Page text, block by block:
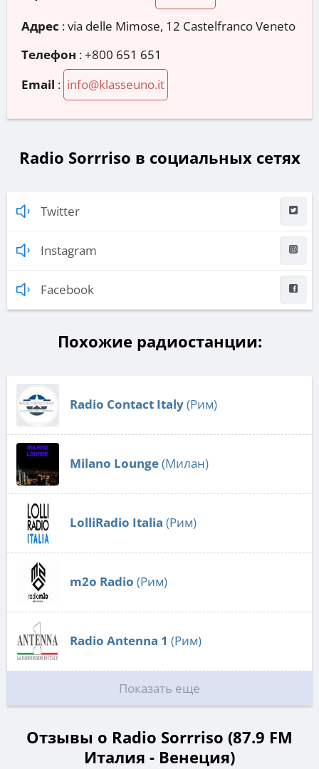
Адрес :via delle Mimose, 12 Castelfranco Veneto
Телефон :+800 651 651
Email : info@klasseuno.it
Radio Sorrriso в социальных сетях
Twitter
Instagram
Facebook
Похожие радиостанции:
Radio Contact Italy(Рим)
Milano Lounge(Милан)
LolliRadio Italia (Рим)
m2o Radio (Рим)
Radio Antenna 1 (Рим)
Показать еще
Отзывы о Radio Sorrriso (87.9 FM
Италия - Венеция)